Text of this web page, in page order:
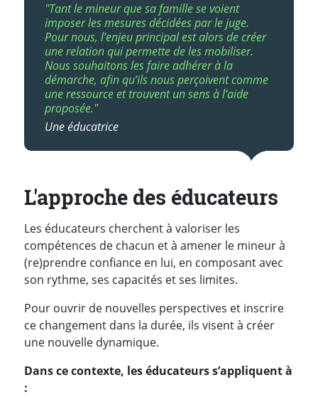
"Tant le mineur que sa famille se voient
imposer les mesures décidées par le juge.
Pour nous, l’enjeu principal est alors de créer
une relation qui permette de les mobiliser.
Nous souhaitons les faire adhérer à la
démarche, afin qu’ils nous perçoivent comme
une ressource et trouvent un sens à l’aide
proposée."
Une éducatrice
L'approche des éducateurs
Les éducateurs cherchent à valoriser les
compétences de chacun et à amener le mineur à
(re)prendre confiance en lui, en composant avec
son rythme, ses capacités et ses limites.
Pour ouvrir de nouvelles perspectives et inscrire
ce changement dans la durée, ils visent à créer
une nouvelle dynamique.
Dans ce contexte, les éducateurs s’appliquent à
: